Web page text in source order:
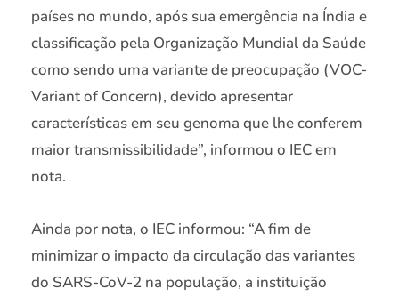
países no mundo, após sua emergência na Índia e
classificação pela Organização Mundial da Saúde
como sendo uma variante de preocupação (VOC-
Variant of Concern), devido apresentar
características em seu genoma que lhe conferem
maior transmissibilidade”, informou o IEC em
nota.
Ainda por nota, o IEC informou: “A fim de
minimizar o impacto da circulação das variantes
do SARS-CoV-2 na população, a instituição